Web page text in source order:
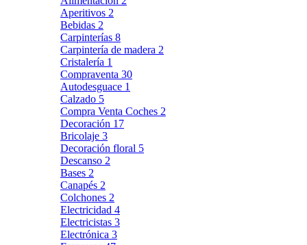
Aperitivos 2
Bebidas 2
Carpinterías 8
Carpintería de madera 2
Cristalería 1
Compraventa 30
Autodesguace 1
Calzado 5
Compra Venta Coches 2
Decoración 17
Bricolaje 3
Decoración floral 5
Descanso 2
Bases 2
Canapés 2
Colchones 2
Electricidad 4
Electricistas 3
Electrónica 3